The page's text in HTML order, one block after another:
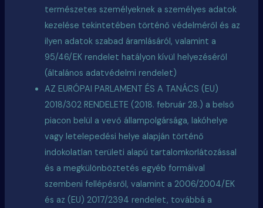
természetes személyeknek a személyes adatok
kezelése tekintetében történő védelméről és az
ilyen adatok szabad áramlásáról, valamint a
95/46/EK rendelet hatályon kívül helyezéséről
(általános adatvédelmi rendelet)
AZ EURÓPAI PARLAMENT ÉS A TANÁCS (EU)
2018/302 RENDELETE (2018. február 28.) a belső
piacon belül a vevő állampolgársága, lakóhelye
vagy letelepedési helye alapján történő
indokolatlan területi alapú tartalomkorlátozással
és a megkülönböztetés egyéb formáival
szembeni fellépésről, valamint a 2006/2004/EK
és az (EU) 2017/2394 rendelet, továbbá a